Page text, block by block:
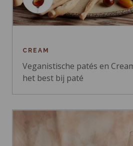
CREAM
Veganistische patés en
het best bij paté